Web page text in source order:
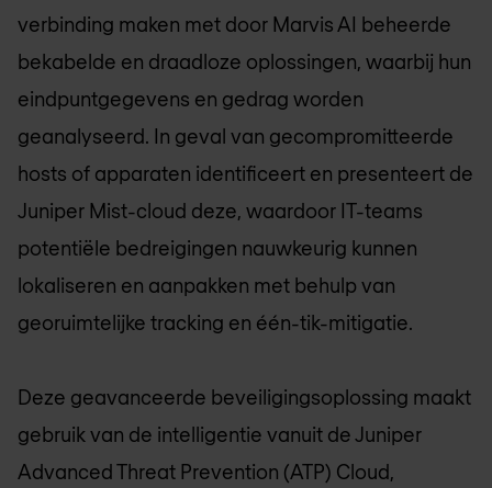
verbinding maken met door Marvis AI beheerde
bekabelde en draadloze oplossingen, waarbij hun
eindpuntgegevens en gedrag worden
geanalyseerd. In geval van gecompromitteerde
hosts of apparaten identificeert en presenteert de
Juniper Mist-cloud deze, waardoor IT-teams
potentiële bedreigingen nauwkeurig kunnen
lokaliseren en aanpakken met behulp van
georuimtelijke tracking en één-tik-mitigatie.
Deze geavanceerde beveiligingsoplossing maakt
gebruik van de intelligentie vanuit de Juniper
Advanced Threat Prevention (ATP) Cloud,